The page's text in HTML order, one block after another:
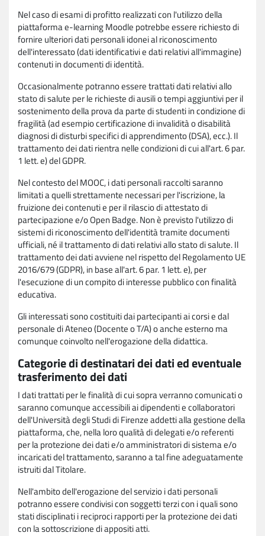
Nel caso di esami di profitto realizzati con l'utilizzo della
piattaforma e-learning Moodle potrebbe essere richiesto di
fornire ulteriori dati personali idonei al riconoscimento
dell'interessato (dati identificativi e dati relativi all'immagine)
contenuti in documenti di identità.
Occasionalmente potranno essere trattati dati relativi allo
stato di salute per le richieste di ausili o tempi aggiuntivi per il
sostenimento della prova da parte di studenti in condizione di
fragilità (ad esempio certificazione di invalidità o disabilità
diagnosi di disturbi specifici di apprendimento (DSA), ecc.). Il
trattamento dei dati rientra nelle condizioni di cui all'art. 6 par.
1 lett. e) del GDPR.
Nel contesto del MOOC, i dati personali raccolti saranno
limitati a quelli strettamente necessari per l'iscrizione, la
fruizione dei contenuti e per il rilascio di attestato di
partecipazione e/o Open Badge. Non è previsto l'utilizzo di
sistemi di riconoscimento dell'identità tramite documenti
ufficiali, né il trattamento di dati relativi allo stato di salute. Il
trattamento dei dati avviene nel rispetto del Regolamento UE
2016/679 (GDPR), in base all'art. 6 par. 1 lett. e), per
l'esecuzione di un compito di interesse pubblico con finalità
educativa.
Gli interessati sono costituiti dai partecipanti ai corsi e dal
personale di Ateneo (Docente o T/A) o anche esterno ma
comunque coinvolto nell'erogazione della didattica.
Categorie di destinatari dei dati ed eventuale
trasferimento dei dati
I dati trattati per le finalità di cui sopra verranno comunicati o
saranno comunque accessibili ai dipendenti e collaboratori
dell'Università degli Studi di Firenze addetti alla gestione della
piattaforma, che, nella loro qualità di delegati e/o referenti
per la protezione dei dati e/o amministratori di sistema e/o
incaricati del trattamento, saranno a tal fine adeguatamente
istruiti dal Titolare.
Nell'ambito dell'erogazione del servizio i dati personali
potranno essere condivisi con soggetti terzi con i quali sono
stati disciplinati i reciproci rapporti per la protezione dei dati
con la sottoscrizione di appositi atti.